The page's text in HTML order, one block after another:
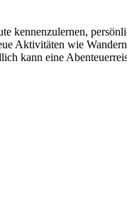
kennenzulernen,
Aktivitäten wie
kann eine